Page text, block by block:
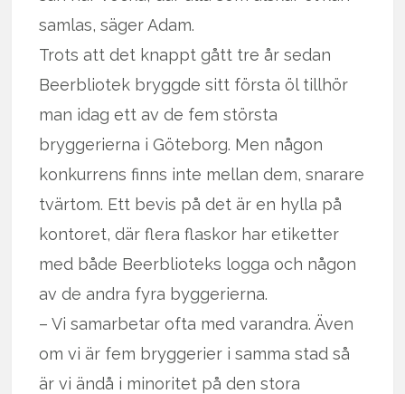
samlas, säger Adam.
Trots att det knappt gått tre år sedan
Beerbliotek bryggde sitt första öl tillhör
man idag ett av de fem största
bryggerierna i Göteborg. Men någon
konkurrens finns inte mellan dem, snarare
tvärtom. Ett bevis på det är en hylla på
kontoret, där flera flaskor har etiketter
med både Beerblioteks logga och någon
av de andra fyra byggerierna.
– Vi samarbetar ofta med varandra. Även
om vi är fem bryggerier i samma stad så
är vi ändå i minoritet på den stora